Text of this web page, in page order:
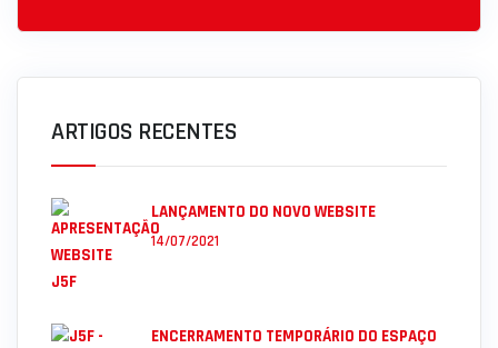
ARTIGOS RECENTES
LANÇAMENTO DO NOVO WEBSITE
14/07/2021
ENCERRAMENTO TEMPORÁRIO DO ESPAÇO